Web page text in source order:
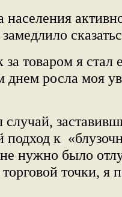
товаром я стал
росла моя
подход к
нужно было
точки, я